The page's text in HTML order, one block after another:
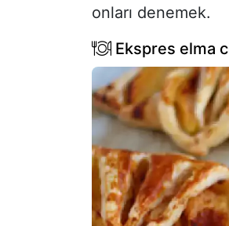
onları denemek.
Ekspres elma